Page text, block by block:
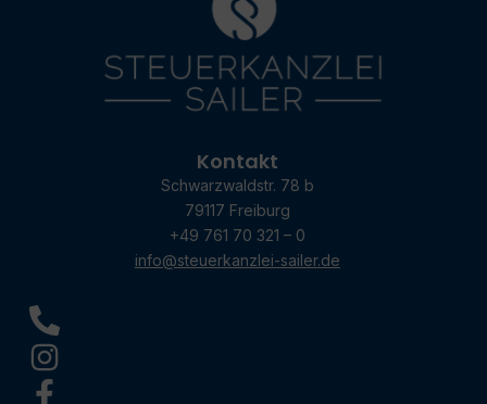
Kontakt
Schwarzwaldstr. 78 b
79117 Freiburg
+49 761 70 321 – 0
info@steuerkanzlei-sailer.de